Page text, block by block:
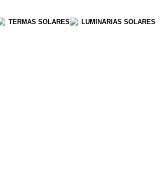
TERMAS SOLARES
LUMINARIAS SOLARES